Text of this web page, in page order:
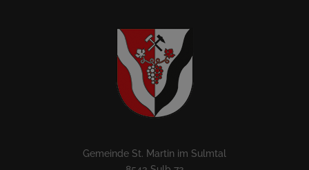
Gemeinde St. Martin im Sulmtal